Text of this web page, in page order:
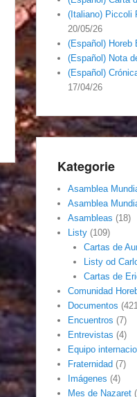
(Italiano) Piccoli
20/05/26
(Español) Horeb
(Español) Nota
(Español)
17/04/26
Kategorie
Asamblea
Asamblea
Asambleas (18)
Listy (109)
Cartas de
Listy od
Cartas de
Comunidad
Documentos
Encuentros (7)
Entrevistas (4)
Equipo
Fraternidad (7)
Imágenes (4)
Mes de Nazaret